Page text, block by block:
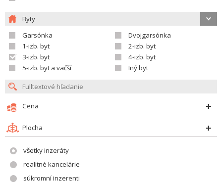
Byty
Garsónka
Dvojgarsónka
1-izb. byt
2-izb. byt
3-izb. byt
4-izb. byt
5-izb. byt a väčší
Iný byt
Cena
Plocha
všetky inzeráty
realitné kancelárie
súkromní inzerenti